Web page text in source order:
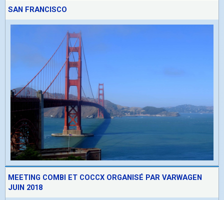
SAN FRANCISCO
MEETING COMBI ET COCCX ORGANISÉ PAR VARWAGEN
JUIN 2018